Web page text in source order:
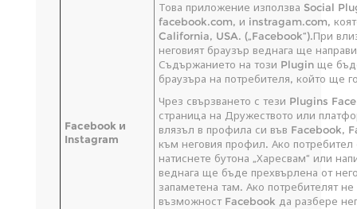
Facebook и
Instagram
Това приложение използва Social
facebook.com, и instragam.com,
California, USA. („Facebook“).При
неговият браузър веднага ще
Съдържанието на този Plugin ще
браузъра на потребителя, който ще
Чрез свързването с тези Plugins
страница на Дружеството или
влязъл в профила си във Facebook,
към неговия профил. Ако
натиснете бутона „Харесвам“ или
веднага ще бъде прехвърлена от
запаметена там. Ако потребителят
възможност Facebook да разбере